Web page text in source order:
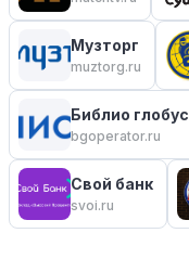
Музторг
muztorg.ru
Библио глобус
bgoperator.ru
Свой банк
svoi.ru